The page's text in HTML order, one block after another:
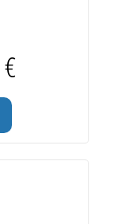
€